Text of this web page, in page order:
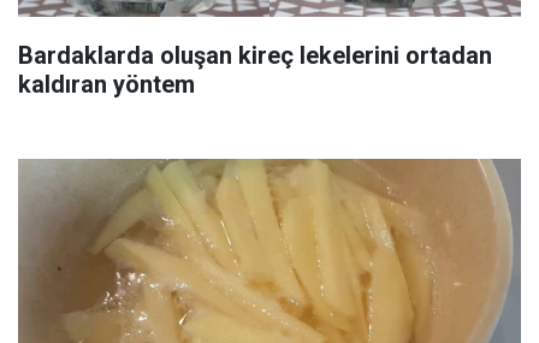
Bardaklarda oluşan kireç lekelerini ortadan
kaldıran yöntem